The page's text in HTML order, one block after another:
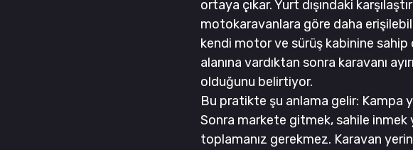
ortaya çıkar. Yurt dışındaki
motokaravanlara göre daha
kendi motor ve sürüş kabinine sahip
alanına vardıktan sonra karavanı
olduğunu belirtiyor.
Bu pratikte şu anlama gelir: Kampa
Sonra markete gitmek, sahile inmek
toplamanız gerekmez. Karavan